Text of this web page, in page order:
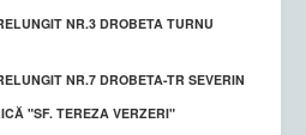
NR.3 DROBETA TURNU
NR.7 DROBETA-TR SEVERIN
"SF. TEREZA VERZERI"